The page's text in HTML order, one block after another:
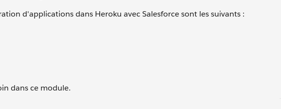
d'applications dans Heroku avec Salesforce sont les suivants :
dans ce module.